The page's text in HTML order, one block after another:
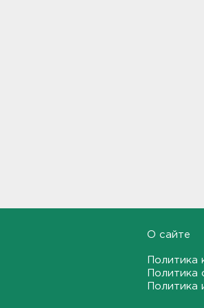
Верховный суд просят
партию "Яблоко" с
О сайте
Политика
Политика